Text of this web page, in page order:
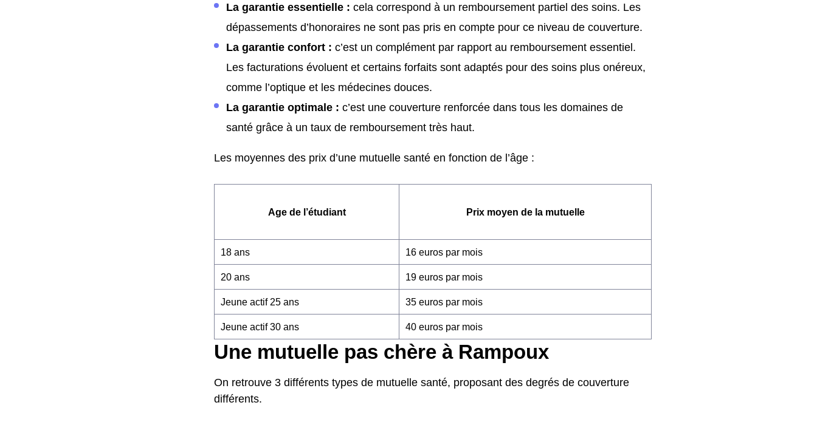
La garantie essentielle : cela correspond à un remboursement partiel des soins. Les
dépassements d’honoraires ne sont pas pris en compte pour ce niveau de couverture.
La garantie confort : c’est un complément par rapport au remboursement essentiel.
Les facturations évoluent et certains forfaits sont adaptés pour des soins plus onéreux,
comme l’optique et les médecines douces.
La garantie optimale : c’est une couverture renforcée dans tous les domaines de
santé grâce à un taux de remboursement très haut.
Les moyennes des prix d’une mutuelle santé en fonction de l’âge :
Age de l’étudiant Prix moyen de la mutuelle
18 ans 16 euros par mois
20 ans 19 euros par mois
Jeune actif 25 ans 35 euros par mois
Jeune actif 30 ans 40 euros par mois
Une mutuelle pas chère à Rampoux
On retrouve 3 différents types de mutuelle santé, proposant des degrés de couverture
différents.